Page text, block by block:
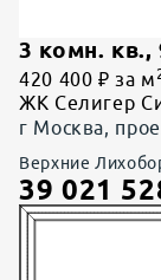
3 комн. кв.,
420 400 ₽ за м
ЖК Селигер
г Москва,
Верхние
39 021